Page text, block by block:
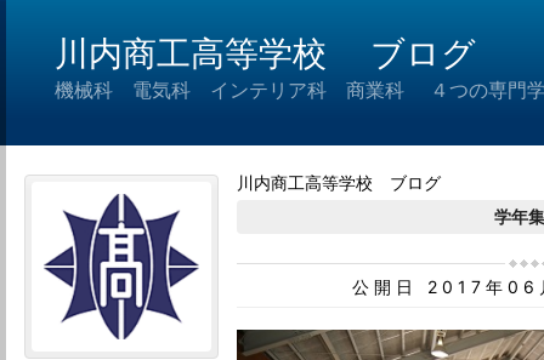
川内商工高等学校 ブログ
機械科 電気科 インテリア科 商業科 ４つの専門学
川内商工高等学校 ブログ
学年
公開日 2017年06